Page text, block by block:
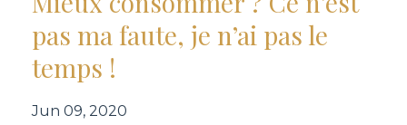
pas ma faute, je n’ai pas le
temps !
Jun 09, 2020